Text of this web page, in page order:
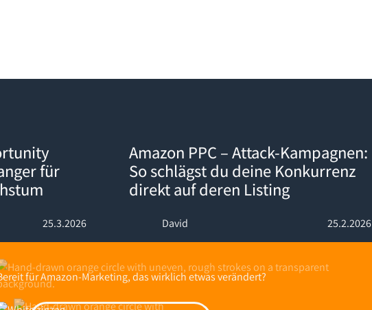
für
25.3.2026
Amazon PPC – Attack-Kampagnen:
So schlägst du deine Konkurrenz
direkt auf deren Listing
David 25.2.2026
für Amazon-Marketing, das wirklich etwas verändert?